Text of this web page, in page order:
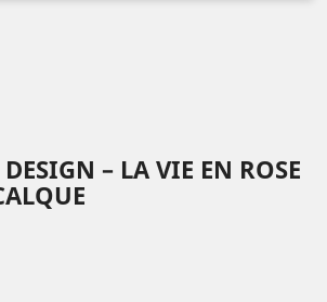
– LA VIE EN ROSE